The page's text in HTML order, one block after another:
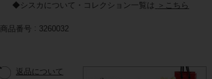
◆シスカについて・コレクション一覧は ＞こちら
商品番号 3260032
返品について